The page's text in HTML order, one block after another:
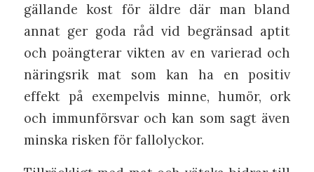
gällande kost för äldre där man bland
annat ger goda råd vid begränsad aptit
och poängterar vikten av en varierad och
näringsrik mat som kan ha en positiv
effekt på exempelvis minne, humör, ork
och immunförsvar och kan som sagt även
minska risken för fallolyckor.